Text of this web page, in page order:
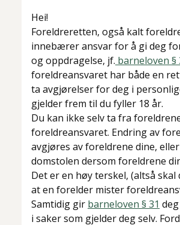
Hei!
Foreldreretten, også kalt
innebærer ansvar for å gi deg
og oppdragelse, jf. barneloven §
foreldreansvaret har både en
ta avgjørelser for deg i
gjelder frem til du fyller 18 år.
Du kan ikke selv ta fra
foreldreansvaret. Endring av
avgjøres av foreldrene dine,
domstolen dersom foreldrene
Det er en høy terskel, (altså
at en forelder mister
Samtidig gir barneloven § 31
i saker som gjelder deg selv.